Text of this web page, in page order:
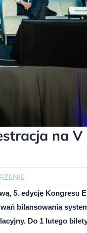
na V
5. edycję Kongresu
bilansowania
Do 1 lutego